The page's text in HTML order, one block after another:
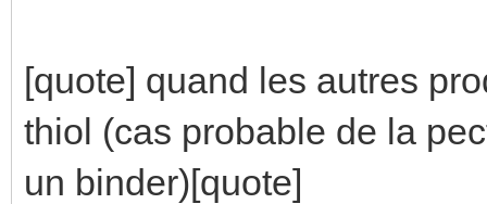
[quote] quand les autres
thiol (cas probable de la
un binder)[quote]